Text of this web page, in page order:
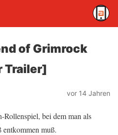
of Grimrock
Trailer]
vor 14 Jahren
bei dem man als
entkommen muß.